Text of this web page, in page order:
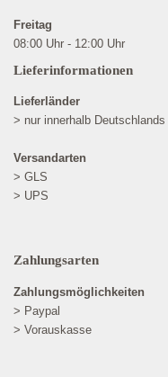
Freitag
08:00 Uhr - 12:00 Uhr
Lieferinformationen
Lieferländer
> nur innerhalb Deutschlands
Versandarten
> GLS
> UPS
Zahlungsarten
Zahlungsmöglichkeiten
> Paypal
> Vorauskasse